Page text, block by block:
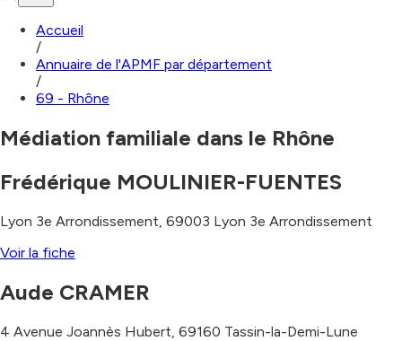
Accueil
/
Annuaire de l'APMF par département
/
69 - Rhône
Médiation familiale dans le Rhône
Frédérique MOULINIER-FUENTES
Lyon 3e Arrondissement 69003 Lyon 3e Arrondissement
Voir la fiche
Aude CRAMER
4 Avenue Joannès Hubert 69160 Tassin-la-Demi-Lune